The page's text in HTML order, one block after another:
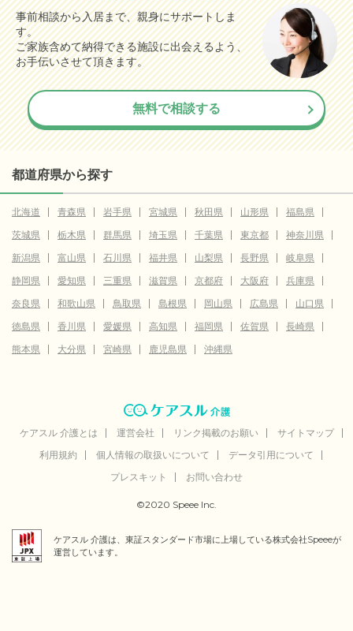
事前相談から入居まで、親身にサポートしま
す。
ご家族含めて納得できる施設に出会えるよう、
お手伝いさせて頂きます。
無料で相談する
都道府県から探す
北海道 青森県 岩手県 宮城県 秋田県 山形県
福島県
茨城県
栃木県 群馬県 埼玉県 千葉県 東京都
神奈川県
新潟県
富山県 石川県 福井県 山梨県 長野県
岐阜県
静岡県
愛知県 三重県 滋賀県 京都府 大阪府
兵庫県
奈良県
和歌山県 鳥取県 島根県 岡山県 広島県
山口県
徳島県
香川県 愛媛県 高知県 福岡県 佐賀県
長崎県
熊本県
大分県 宮崎県 鹿児島県 沖縄県
ケアスル 介護とは 運営会社 リンク掲載のお願い
サイトマップ
利用規約
個人情報の取扱いについて
データ引用について
プレスキット
お問い合わせ
©2020 Speee Inc.
ケアスル 介護は、東証スタンダード市場に上場している株式会社Speeeが
運営しています。